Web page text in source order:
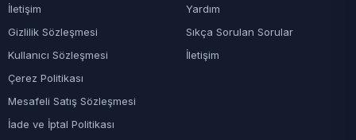
İletişim
Gizlilik Sözleşmesi
Kullanıcı Sözleşmesi
Çerez Politikası
Mesafeli Satış Sözleşmesi
İade ve İptal Politikası
Yardım
Sıkça Sorulan Sorular
İletişim